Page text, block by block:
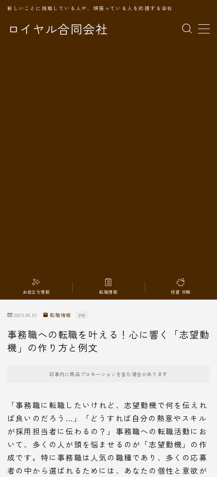
ロイヤル合同会社
新しいことに挑戦している人や、頑張っている人を応援する会社
MENU
お役立ち情報 転職情報 投資 攻略
2025.06.01 転職情報 PR
事務職への転職を叶える！心に響く「志望動
機」の作り方と例文
記事内に商品プロモーションを含む場合があります
「事務職に転職したいけれど、志望動機で何を伝えれ
ば良いのだろう…」「どうすれば自分の熱意やスキル
が採用担当者に伝わるの？」事務職への転職活動にお
いて、多くの人が頭を悩ませるのが「志望動機」の作
成です。特に事務職は人気の職種であり、多くの応募
者の中から選ばれるためには、あなたの個性と意欲が